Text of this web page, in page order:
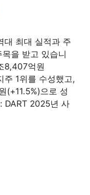
대 최대 실적과 주
을 받고 있습니
8,407억원
주 1위를 수성했고,
(+11.5%)으로 성
DART 2025년 사